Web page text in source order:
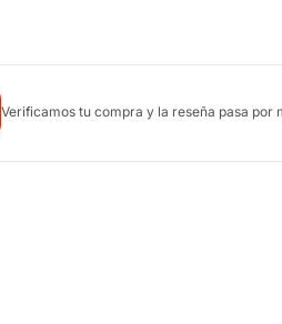
Verificamos tu compra y la reseña pasa por